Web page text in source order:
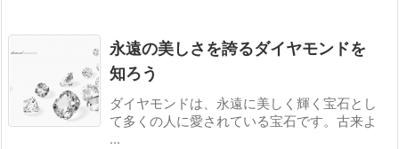
永遠の美しさを誇るダイヤモンドを
知ろう
ダイヤモンドは、永遠に美しく輝く宝石とし
て多くの人に愛されている宝石です。古来よ
...